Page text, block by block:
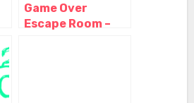
Game Over
Escape Room –